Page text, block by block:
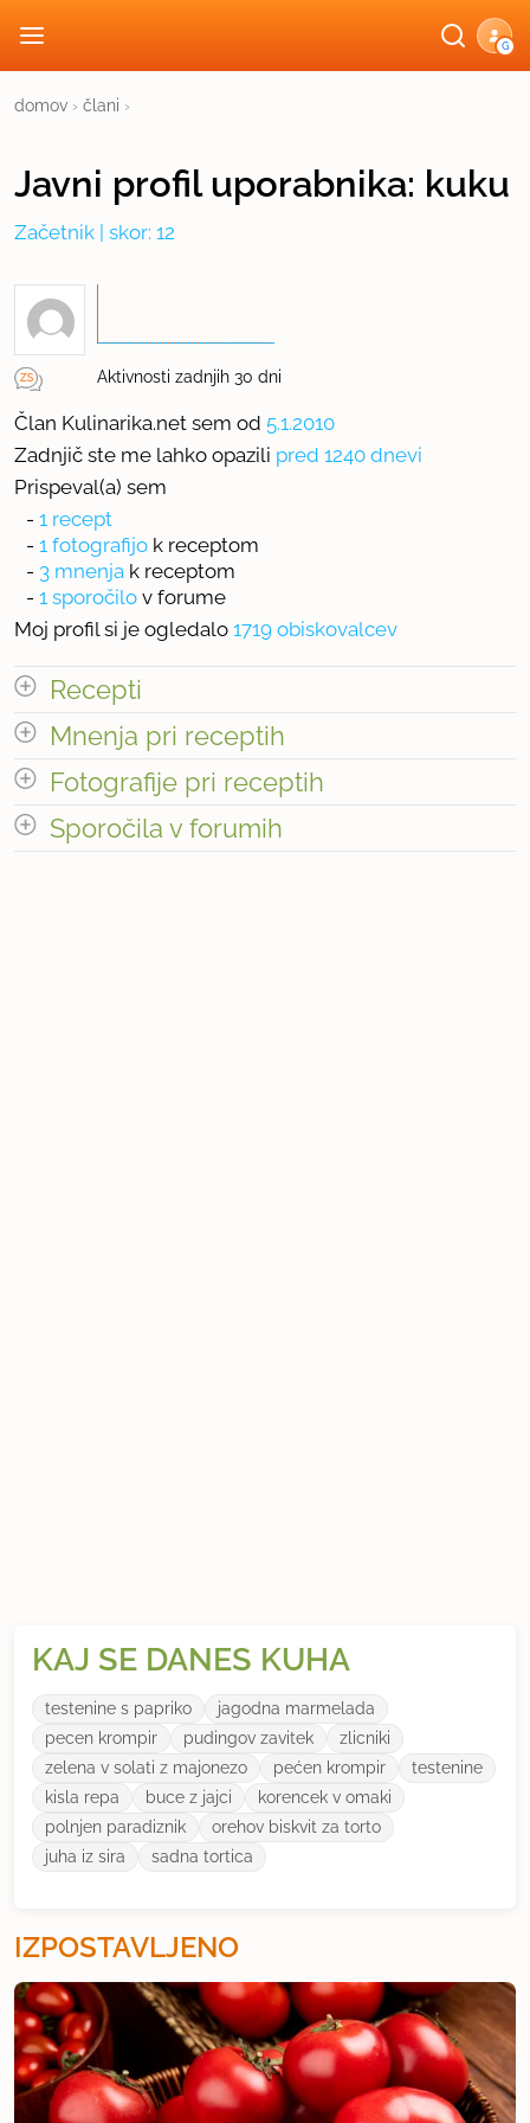
G
domov › člani ›
Javni profiluporabnika: kuku
Začetnik | skor: 12
Aktivnosti zadnjih 30 dni
Član Kulinarika.net sem od 5.1.2010
Zadnjič ste me lahko opazili pred 1240 dnevi
Prispeval(a) sem
- 1 recept
- 1 fotografijo k receptom
- 3 mnenja k receptom
- 1 sporočilo v forume
Moj profil si je ogledalo 1719 obiskovalcev
Recepti
Število receptov: 1
Mnenja pri receptih
odpri vse
Število mnenj pri receptih: 3
Fotografije pri receptih
Število fotografij pri receptih: 1
Sporočila v forumih
KAJ SE DANES KUHA
testenine s papriko
jagodna marmelada
pecen krompir
pudingov zavitek
zlicniki
zelena v solati z majonezo
pećen krompir
testenine
kisla repa
buce z jajci
korencek v omaki
polnjen paradiznik
orehov biskvit za torto
juha iz sira
sadna tortica
IZPOSTAVLJENO